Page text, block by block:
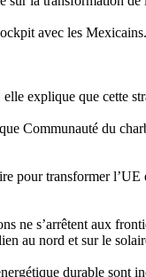
avec les
explique que cette
Communauté du
pour transformer
s’arrêtent aux
au nord et sur le
durable sont